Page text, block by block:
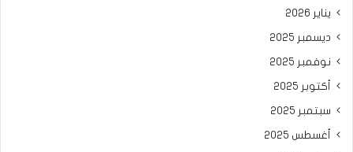
يناير 2026
ديسمبر 2025
نوفمبر 2025
أكتوبر 2025
سبتمبر 2025
أغسطس 2025